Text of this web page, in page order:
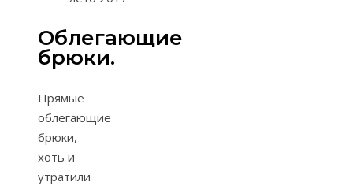
Облегающие
брюки.
Прямые
облегающие
брюки,
хоть и
утратили